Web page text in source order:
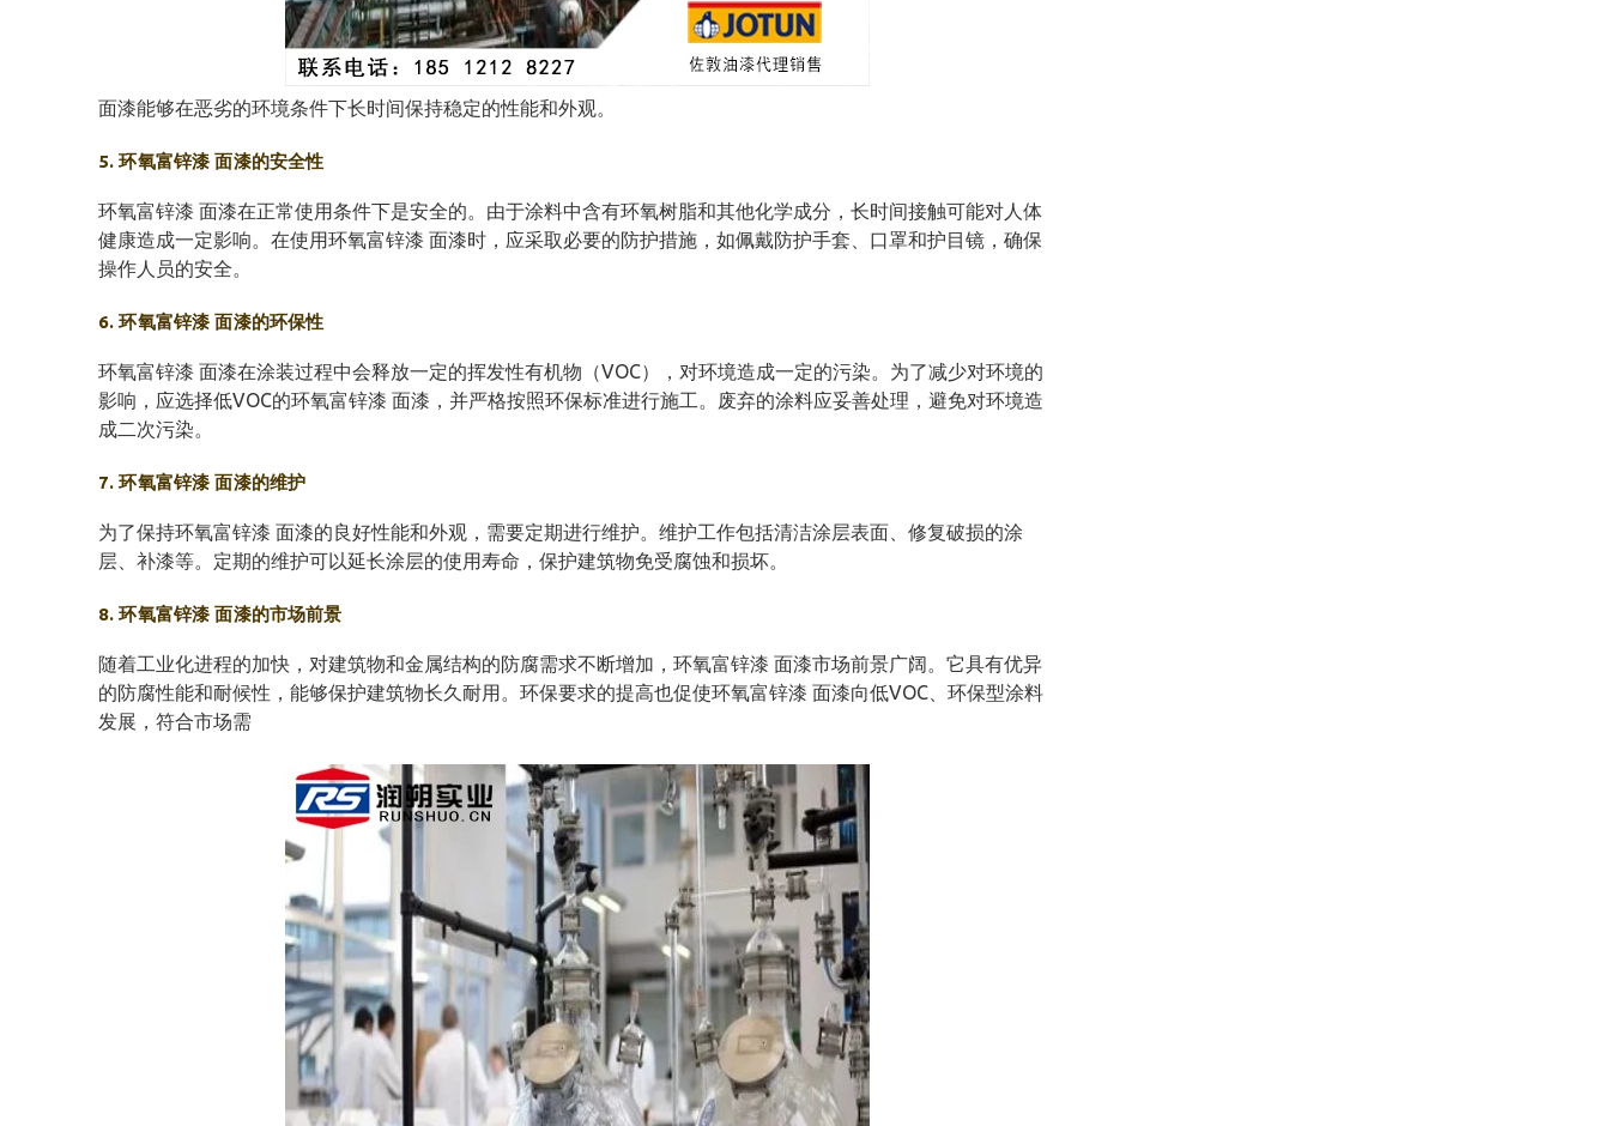
面漆能够在恶劣的环境条件下长时间保持稳定的性能和外观。
5. 环氧富锌漆 面漆的安全性
环氧富锌漆 面漆在正常使用条件下是安全的。由于涂料中含有环氧树脂和其他化学成分，长时间接触可能对人体
健康造成一定影响。在使用环氧富锌漆 面漆时，应采取必要的防护措施，如佩戴防护手套、口罩和护目镜，确保
操作人员的安全。
6. 环氧富锌漆 面漆的环保性
环氧富锌漆 面漆在涂装过程中会释放一定的挥发性有机物（VOC），对环境造成一定的污染。为了减少对环境的
影响，应选择低VOC的环氧富锌漆 面漆，并严格按照环保标准进行施工。废弃的涂料应妥善处理，避免对环境造
成二次污染。
7. 环氧富锌漆 面漆的维护
为了保持环氧富锌漆 面漆的良好性能和外观，需要定期进行维护。维护工作包括清洁涂层表面、修复破损的涂
层、补漆等。定期的维护可以延长涂层的使用寿命，保护建筑物免受腐蚀和损坏。
8. 环氧富锌漆 面漆的市场前景
随着工业化进程的加快，对建筑物和金属结构的防腐需求不断增加，环氧富锌漆 面漆市场前景广阔。它具有优异
的防腐性能和耐候性，能够保护建筑物长久耐用。环保要求的提高也促使环氧富锌漆 面漆向低VOC、环保型涂料
发展，符合市场需